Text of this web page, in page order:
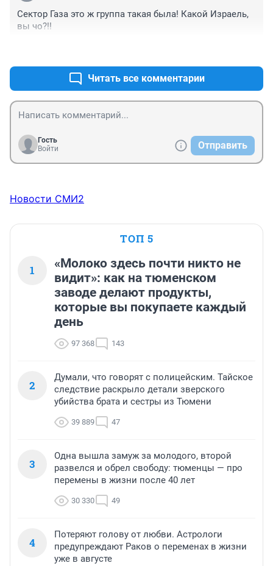
Сектор Газа это ж группа такая была! Какой Израель,
вы чо?!!
Читать все комментарии
Гость
Войти
Отправить
Новости СМИ2
ТОП 5
1
«Молоко здесь почти никто не
видит»: как на тюменском
заводе делают продукты,
которые вы покупаете каждый
день
97 368 143
2
Думали, что говорят с полицейским. Тайское
следствие раскрыло детали зверского
убийства брата и сестры из Тюмени
39 889 47
3
Одна вышла замуж за молодого, второй
развелся и обрел свободу: тюменцы — про
перемены в жизни после 40 лет
30 330 49
4
Потеряют голову от любви. Астрологи
предупреждают Раков о переменах в жизни
уже в августе